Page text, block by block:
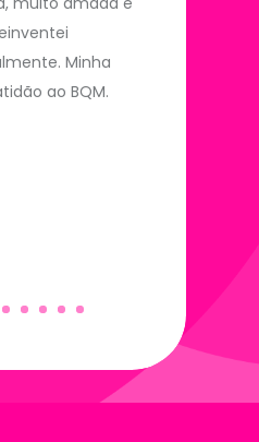
Minha
ao BQM.